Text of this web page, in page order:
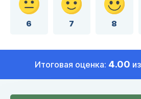
6 7 8
Итоговая оценка: 4.00